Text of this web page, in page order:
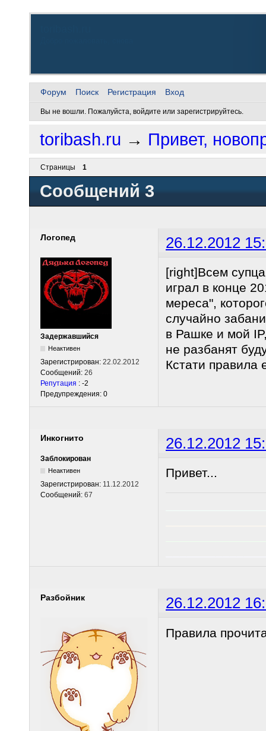
Форум Поиск Регистрация Вход
Вы не вошли. Пожалуйста, войдите или зарегистрируйтесь.
toribash.ru → Привет,
Страницы 1
Сообщений 3
Логопед 26.12.2012
Задержавшийся
Неактивен
Зарегистрирован: 22.02.2012
Сообщений: 26
Репутация : -2
Предупреждения: 0
[right]Всем
играл в конце
мереса",
случайно
в Рашке и мой
не разбанят
Кстати правила
Инкогнито 26.12.2012
Заблокирован
Неактивен
Зарегистрирован: 11.12.2012
Сообщений: 67
Привет...
Разбойник 26.12.2012
Правила